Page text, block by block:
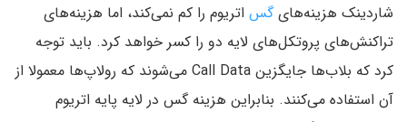
شاردینک هزینه‌هایگس اتریوم را کم نمی‌کند، اما هزینه‌های
تراکنش‌های پروتکل‌های لایه دو را کسر خواهد کرد. باید توجه
کرد که بلاب‌ها جایگزین Call Data می‌شوند که رولاپ‌ها معمولا از
آن استفاده می‌کنند. بنابراین هزینه گس در لایه پایه اتریوم